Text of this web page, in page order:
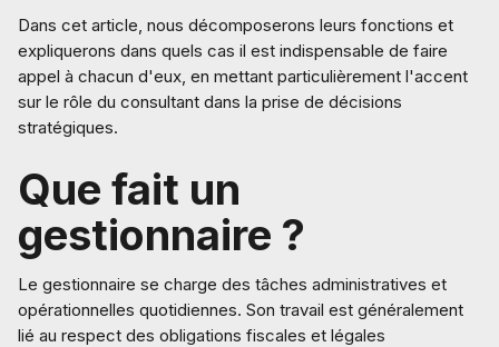
Dans cet article, nous décomposerons leurs fonctions et
expliquerons dans quels cas il est indispensable de faire
appel à chacun d'eux, en mettant particulièrement l'accent
sur le rôle du consultant dans la prise de décisions
stratégiques.
Que fait un
gestionnaire ?
Le gestionnaire se charge des tâches administratives et
opérationnelles quotidiennes. Son travail est généralement
lié au respect des obligations fiscales et légales